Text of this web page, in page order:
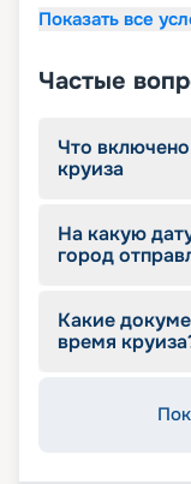
Показать все
Частые
Что
круиза
На какую
город
Какие
время